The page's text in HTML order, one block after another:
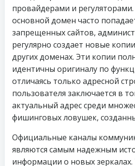
провайдерами и
основной домен часто
запрещенных сайтов,
регулярно создает новые
других доменах. Эти копии
идентичны оригиналу по
отличаясь только адресной
пользователя заключается в
актуальный адрес среди
фишинговых ловушек,
Официальные каналы
являются самым надежным
информации о новых